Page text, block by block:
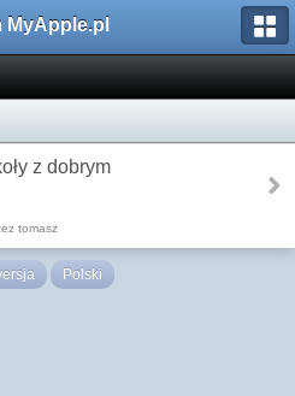
MyApple.pl
z dobrym
tomasz
Polski